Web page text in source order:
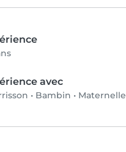
avec
• Bambin • Maternelle